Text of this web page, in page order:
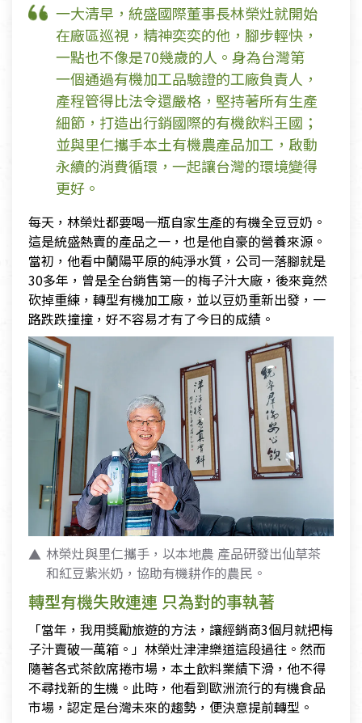
一大清早，統盛國際董事長林榮灶就開始
在廠區巡視，精神奕奕的他，腳步輕快，
一點也不像是70幾歲的人。身為台灣第
一個通過有機加工品驗證的工廠負責人，
產程管得比法令還嚴格，堅持著所有生產
細節，打造出行銷國際的有機飲料王國；
並與里仁攜手本土有機農產品加工，啟動
永續的消費循環，一起讓台灣的環境變得
更好。
每天，林榮灶都要喝一瓶自家生產的有機全豆豆奶。
這是統盛熱賣的產品之一，也是他自豪的營養來源。
當初，他看中蘭陽平原的純淨水質，公司一落腳就是
30多年，曾是全台銷售第一的梅子汁大廠，後來竟然
砍掉重練，轉型有機加工廠，並以豆奶重新出發，一
路跌跌撞撞，好不容易才有了今日的成績。
林榮灶與里仁攜手，以本地農 產品研發出仙草茶
和紅豆紫米奶，協助有機耕作的農民。
轉型有機失敗連連 只為對的事執著
「當年，我用獎勵旅遊的方法，讓經銷商3個月就把梅
子汁賣破一萬箱。」林榮灶津津樂道這段過往。然而
隨著各式茶飲席捲市場，本土飲料業績下滑，他不得
不尋找新的生機。此時，他看到歐洲流行的有機食品
市場，認定是台灣未來的趨勢，便決意提前轉型。